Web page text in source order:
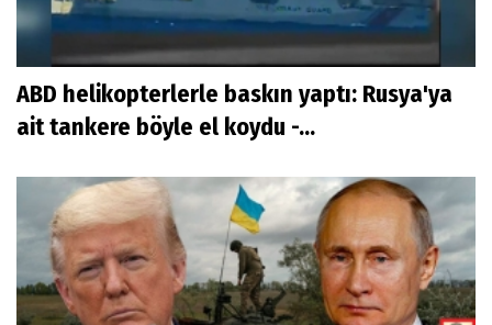
ABD helikopterlerle baskın yaptı: Rusya'ya
ait tankere böyle el koydu -...